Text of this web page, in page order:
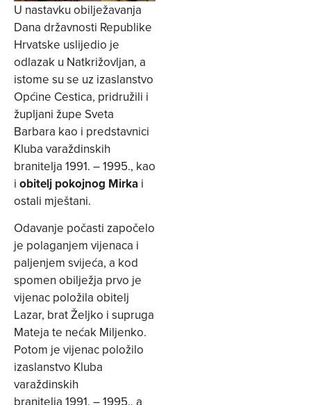
U nastavku obilježavanja
Dana državnosti Republike
Hrvatske uslijedio je
odlazak u Natkrižovljan, a
istome su se uz izaslanstvo
Općine Cestica, pridružili i
župljani župe Sveta
Barbara kao i predstavnici
Kluba varaždinskih
branitelja 1991. – 1995., kao
i obitelj pokojnog Mirka i
ostali mještani.
Odavanje počasti započelo
je polaganjem vijenaca i
paljenjem svijeća, a kod
spomen obilježja prvo je
vijenac položila obitelj
Lazar, brat Željko i supruga
Mateja te nećak Miljenko.
Potom je vijenac položilo
izaslanstvo Kluba
varaždinskih
branitelja 1991. – 1995., a